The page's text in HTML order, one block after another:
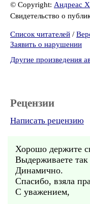
© Copyright: Андреас
Свидетельство о
Список читателей /
Заявить о нарушении
Другие произведения
Рецензии
Написать рецензию
Хорошо держите
Выдерживаете так
Динамично.
Спасибо, взяла
С уважением,